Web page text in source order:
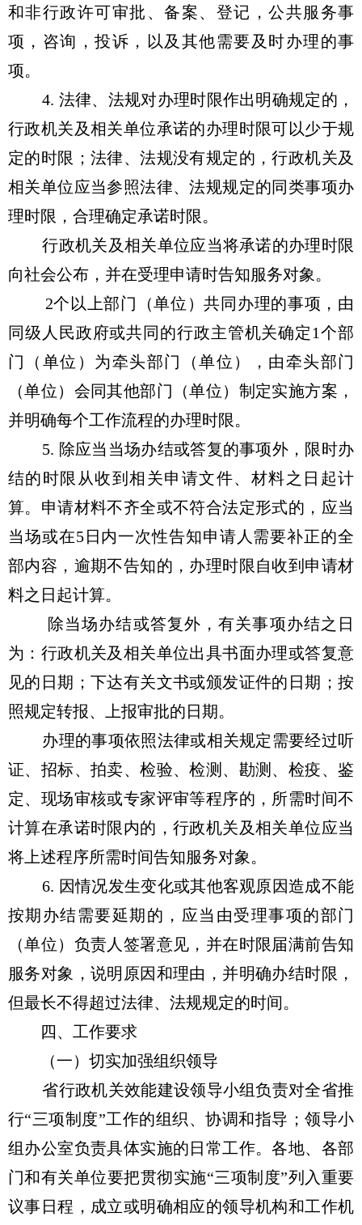
和非行政许可审批、备案、登记，公共服务事
项，咨询，投诉，以及其他需要及时办理的事
项。
4. 法律、法规对办理时限作出明确规定的，
行政机关及相关单位承诺的办理时限可以少于规
定的时限；法律、法规没有规定的，行政机关及
相关单位应当参照法律、法规规定的同类事项办
理时限，合理确定承诺时限。
行政机关及相关单位应当将承诺的办理时限
向社会公布，并在受理申请时告知服务对象。
2个以上部门（单位）共同办理的事项，由
同级人民政府或共同的行政主管机关确定1个部
门（单位）为牵头部门（单位），由牵头部门
（单位）会同其他部门（单位）制定实施方案，
并明确每个工作流程的办理时限。
5. 除应当当场办结或答复的事项外，限时办
结的时限从收到相关申请文件、材料之日起计
算。申请材料不齐全或不符合法定形式的，应当
当场或在5日内一次性告知申请人需要补正的全
部内容，逾期不告知的，办理时限自收到申请材
料之日起计算。
除当场办结或答复外，有关事项办结之日
为：行政机关及相关单位出具书面办理或答复意
见的日期；下达有关文书或颁发证件的日期；按
照规定转报、上报审批的日期。
办理的事项依照法律或相关规定需要经过听
证、招标、拍卖、检验、检测、勘测、检疫、鉴
定、现场审核或专家评审等程序的，所需时间不
计算在承诺时限内的，行政机关及相关单位应当
将上述程序所需时间告知服务对象。
6. 因情况发生变化或其他客观原因造成不能
按期办结需要延期的，应当由受理事项的部门
（单位）负责人签署意见，并在时限届满前告知
服务对象，说明原因和理由，并明确办结时限，
但最长不得超过法律、法规规定的时间。
四、工作要求
（一）切实加强组织领导
省行政机关效能建设领导小组负责对全省推
行“三项制度”工作的组织、协调和指导；领导小
组办公室负责具体实施的日常工作。各地、各部
门和有关单位要把贯彻实施“三项制度”列入重要
议事日程，成立或明确相应的领导机构和工作机